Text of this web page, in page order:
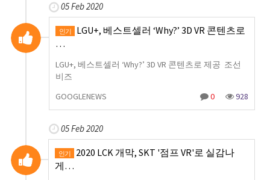
05 Feb 2020
인기
LGU+, 베스트셀러 ‘Why?’ 3D VR 콘텐츠로
…
LGU+, 베스트셀러 ‘Why?’ 3D VR 콘텐츠로 제공 조선
비즈
GOOGLENEWS
0 928
05 Feb 2020
인기
2020 LCK 개막, SKT '점프 VR'로 실감나
게…